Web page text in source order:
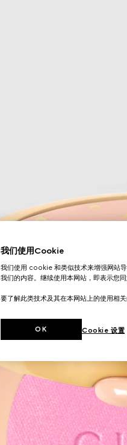
我们使用Cookie
我们使用 cookie 和类似技术来增强网站
我们的内容。继续使用本网站，即表示您同
要了解此类技术及其在本网站上的使用相
Cookie 设置
OK